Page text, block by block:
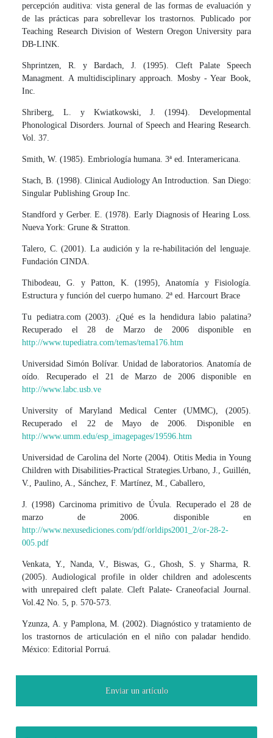
percepción auditiva: vista general de las formas de evaluación y
de las prácticas para sobrellevar los trastornos. Publicado por
Teaching Research Division of Western Oregon University para
DB-LINK.
Shprintzen, R. y Bardach, J. (1995). Cleft Palate Speech
Managment. A multidisciplinary approach. Mosby - Year Book,
Inc.
Shriberg, L. y Kwiatkowski, J. (1994). Developmental
Phonological Disorders. Journal of Speech and Hearing Research.
Vol. 37.
Smith, W. (1985). Embriología humana. 3ª ed. Interamericana.
Stach, B. (1998). Clinical Audiology An Introduction. San Diego:
Singular Publishing Group Inc.
Standford y Gerber. E. (1978). Early Diagnosis of Hearing Loss.
Nueva York: Grune & Stratton.
Talero, C. (2001). La audición y la re-habilitación del lenguaje.
Fundación CINDA.
Thibodeau, G. y Patton, K. (1995), Anatomía y Fisiología.
Estructura y función del cuerpo humano. 2ª ed. Harcourt Brace
Tu pediatra.com (2003). ¿Qué es la hendidura labio palatina?
Recuperado el 28 de Marzo de 2006 disponible en
http://www.tupediatra.com/temas/tema176.htm
Universidad Simón Bolívar. Unidad de laboratorios. Anatomía de
oído. Recuperado el 21 de Marzo de 2006 disponible en
http://www.labc.usb.ve
University of Maryland Medical Center (UMMC), (2005).
Recuperado el 22 de Mayo de 2006. Disponible en
http://www.umm.edu/esp_imagepages/19596.htm
Universidad de Carolina del Norte (2004). Otitis Media in Young
Children with Disabilities-Practical Strategies.Urbano, J., Guillén,
V., Paulino, A., Sánchez, F. Martínez, M., Caballero,
J. (1998) Carcinoma primitivo de Úvula. Recuperado el 28 de
marzo de 2006. disponible en
http://www.nexusediciones.com/pdf/orldips2001_2/or-28-2-
005.pdf
Venkata, Y., Nanda, V., Biswas, G., Ghosh, S. y Sharma, R.
(2005). Audiological profile in older children and adolescents
with unrepaired cleft palate. Cleft Palate- Craneofacial Journal.
Vol.42 No. 5, p. 570-573.
Yzunza, A. y Pamplona, M. (2002). Diagnóstico y tratamiento de
los trastornos de articulación en el niño con paladar hendido.
México: Editorial Porruá.
Enviar un artículo